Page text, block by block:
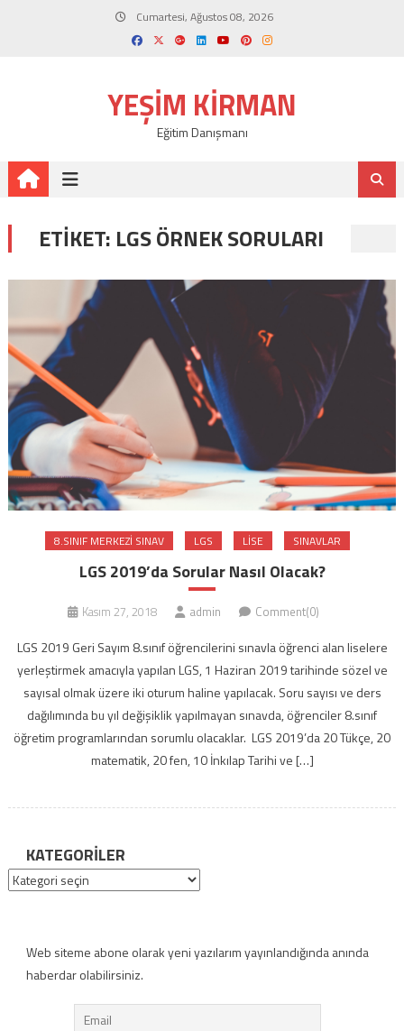
Cumartesi, Ağustos 08, 2026
YEŞIM KIRMAN
Eğitim Danışmanı
ETIKET: LGS ÖRNEK SORULARI
8.SINIF MERKEZI SINAV LGS LISE SINAVLAR
LGS 2019’da Sorular Nasıl Olacak?
Kasım 27, 2018 admin Comment(0)
LGS 2019 Geri Sayım 8.sınıf öğrencilerini sınavla öğrenci alan liselere
yerleştirmek amacıyla yapılan LGS, 1 Haziran 2019 tarihinde sözel ve
sayısal olmak üzere iki oturum haline yapılacak. Soru sayısı ve ders
dağılımında bu yıl değişiklik yapılmayan sınavda, öğrenciler 8.sınıf
öğretim programlarından sorumlu olacaklar. LGS 2019’da 20 Tükçe, 20
matematik, 20 fen, 10 İnkılap Tarihi ve […]
KATEGORILER
Kategoriler
Web siteme abone olarak yeni yazılarım yayınlandığında anında
haberdar olabilirsiniz.